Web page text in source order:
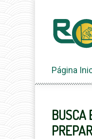
conteúdo
Página
BUSCA